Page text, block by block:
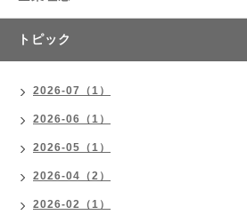
トピック
2026-07（1）
2026-06（1）
2026-05（1）
2026-04（2）
2026-02（1）